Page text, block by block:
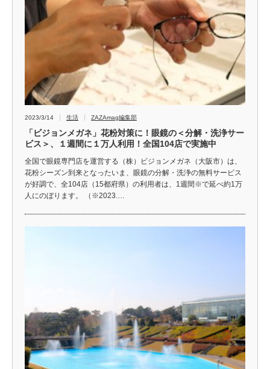
2023/3/14 生活 ZAZAmag編集部
「ビジョンメガネ」花粉対策に！眼鏡の＜分解・洗浄サー
ビス＞、１週間に１万人利用！全国104店で実施中
全国で眼鏡専門店を運営する（株）ビジョンメガネ（大阪市）は、
花粉シーズン到来となったいま、眼鏡の分解・洗浄の無料サービス
が好調で、全104店（15都府県）の利用者は、1週間※で延べ約1万
人にのぼります。 （※2023.…